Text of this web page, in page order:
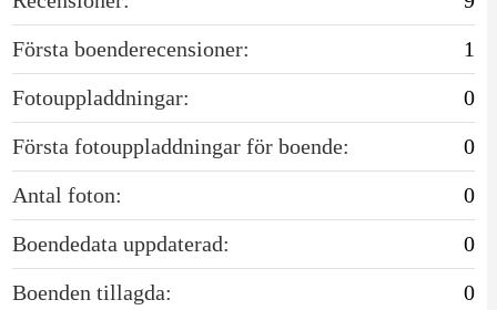
Första boenderecensioner:
1
Fotouppladdningar:
0
Första fotouppladdningar för boende:
0
Antal foton:
0
Boendedata uppdaterad:
0
Boenden tillagda:
0